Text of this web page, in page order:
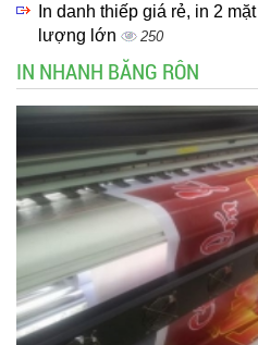
In danh thiếp giá rẻ, in 2
lượng lớn
250
IN NHANH BĂNG RÔN